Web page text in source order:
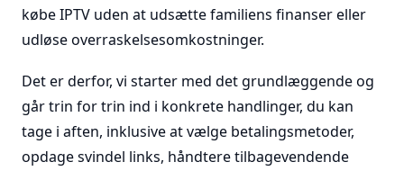
købe IPTV uden at udsætte familiens finanser eller
udløse overraskelsesomkostninger.
Det er derfor, vi starter med det grundlæggende og
går trin for trin ind i konkrete handlinger, du kan
tage i aften, inklusive at vælge betalingsmetoder,
opdage svindel links, håndtere tilbagevendende